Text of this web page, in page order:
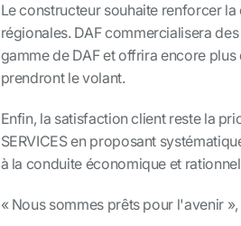
Le constructeur souhaite renforcer
régionales. DAF commercialisera
gamme de DAF et offrira encore
prendront le volant.
Enfin, la satisfaction client reste la
SERVICES en proposant
à la conduite économique et
« Nous sommes prêts pour l'avenir